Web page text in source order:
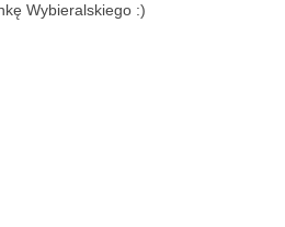
Wybieralskiego :)